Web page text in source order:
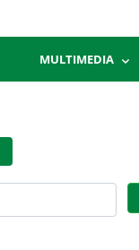
MULTIMEDIA